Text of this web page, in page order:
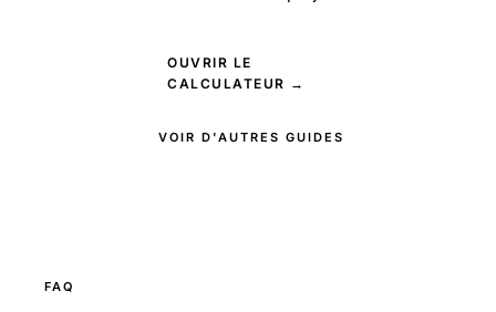
OUVRIR LE
CALCULATEUR →
VOIR D'AUTRES GUIDES
FAQ